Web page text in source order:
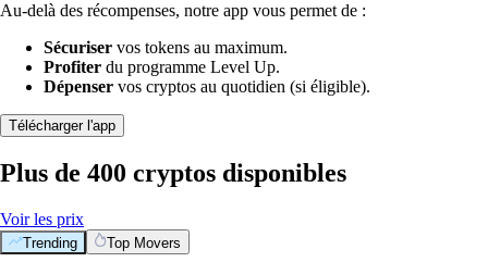
Au-delà des récompenses, notre app vous permet de :
Sécuriser vos tokens au maximum.
Profiter du programme Level Up.
Dépenser vos cryptos au quotidien (si éligible).
Télécharger l'app
Plus de 400 cryptos disponibles
Voir les prix
Trending Top Movers